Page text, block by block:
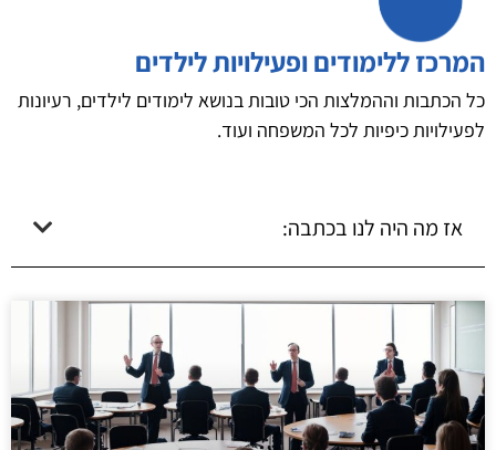
המרכז ללימודים ופעילויות לילדים
כל הכתבות וההמלצות הכי טובות בנושא לימודים לילדים, רעיונות
לפעילויות כיפיות לכל המשפחה ועוד.
אז מה היה לנו בכתבה: